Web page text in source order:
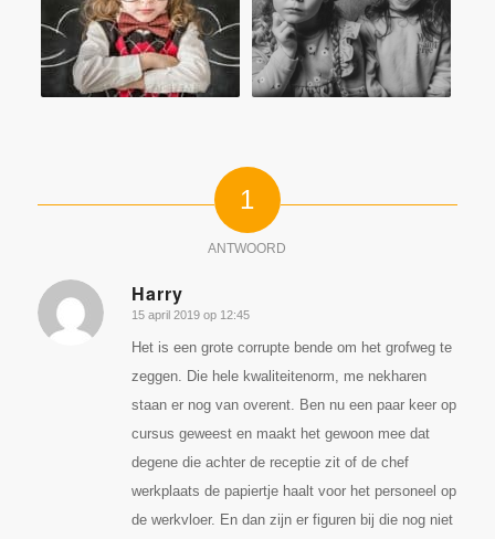
1
ANTWOORD
Harry
zegt:
15 april 2019 op 12:45
Het is een grote corrupte bende om het grofweg te
zeggen. Die hele kwaliteitenorm, me nekharen
staan er nog van overent. Ben nu een paar keer op
cursus geweest en maakt het gewoon mee dat
degene die achter de receptie zit of de chef
werkplaats de papiertje haalt voor het personeel op
de werkvloer. En dan zijn er figuren bij die nog niet